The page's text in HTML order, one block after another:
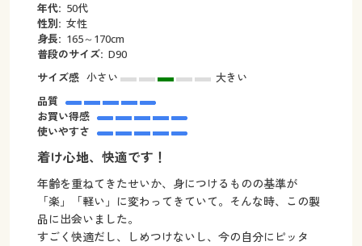
年代: 50代
性別: 女性
身長: 165～170cm
普段のサイズ: D90
サイズ感 小さい
大きい
品質
お買い得感
使いやすさ
着け心地、快適です！
年齢を重ねてきたせいか、身につけるものの基準が
「楽」「軽い」に変わってきていて。そんな時、この製
品に出会いました。
すごく快適だし、しめつけないし、今の自分にピッタ